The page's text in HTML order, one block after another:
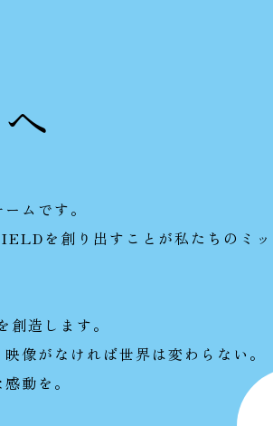
ムです。
を創り出すことが私たちのミッ
造します。
像がなければ世界は変わらない。
動を。